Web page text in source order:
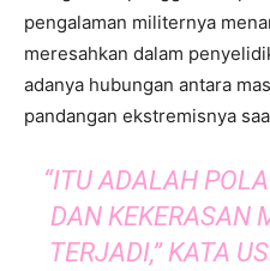
pengalaman militernya
meresahkan dalam
adanya hubungan antara
pandangan ekstremisnya
“ITU ADALAH
DAN KEKERASAN
TERJADI,” KATA